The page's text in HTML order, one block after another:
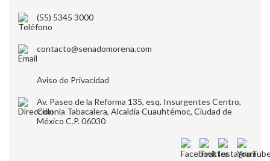
(55) 5345 3000
contacto@senadomorena.com
Aviso de Privacidad
Av. Paseo de la Reforma 135, esq. Insurgentes Centro,
Colonia Tabacalera, Alcaldía Cuauhtémoc, Ciudad de
México C.P. 06030